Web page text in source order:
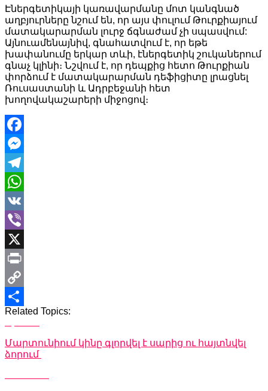
Էներգետիկայի կառավարմանը մոտ կանգնած
աղբյուրները նշում են, որ այս փուլում Թուրքիայում
մատակարարման լուրջ ճգնաժամ չի սպասվում:
Այնուամենայնիվ, գնահատվում է, որ եթե
խափանումը երկար տևի, էներգետիկ շուկաներում
գնաչ կլինի։ Նշվում է, որ դեպքից հետո Թուրքիան
փորձում է մատակարարման դեֆիցիտը լրացնել
Ռուսաստանի և Ադրբեջանի հետ
խողովակաշարերի միջոցով։
Facebook
Messenger
Telegram
WhatsApp
VK
Viber
X
Print
Copy
Link
Share
Related Topics:
Մարտունիում կինը գլորվել է սարից ու հայտնվել
ձորում